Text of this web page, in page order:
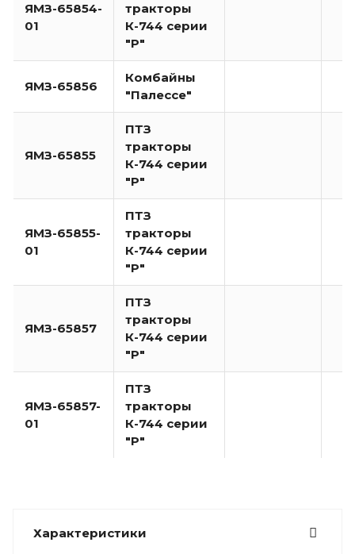
ЯМЗ-65854-
01
тракторы
К-744 серии
"Р"
ЯМЗ-65856
Комбайны
"Палессе"
ЯМЗ-65855
ПТЗ
тракторы
К-744 серии
"Р"
ЯМЗ-65855-
01
ПТЗ
тракторы
К-744 серии
"Р"
ЯМЗ-65857
ПТЗ
тракторы
К-744 серии
"Р"
ЯМЗ-65857-
01
ПТЗ
тракторы
К-744 серии
"Р"
Характеристики